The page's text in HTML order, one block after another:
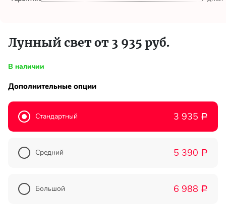
вовремя. Не подвели. Цветы
свежие. Спасибо.
Тымовское,
Прекрасный букет отличная
Лунный свет от 3 935 руб.
В наличии
Дополнительные опции
Стандартный 3 935 Р
Средний 5 390 Р
Большой 6 988 Р